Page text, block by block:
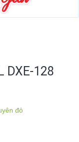
DXE-128
đỏ